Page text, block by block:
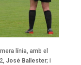
línia, amb el
José Ballester; i